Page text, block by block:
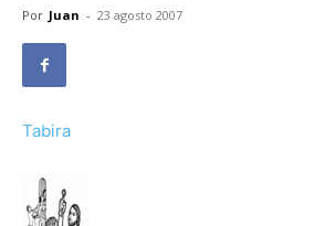
Por Juan - 23 agosto 2007
Tabira